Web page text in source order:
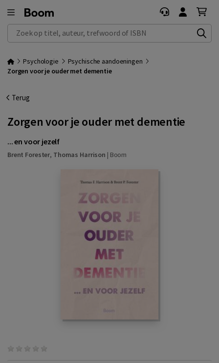
Zoek op titel, auteur, trefwoord of ISBN
Psychologie
Psychische aandoeningen
Zorgen voor je ouder met dementie
Terug
Zorgen voor je ouder met dementie
... en voor jezelf
Brent Forester, Thomas Harrison | Boom